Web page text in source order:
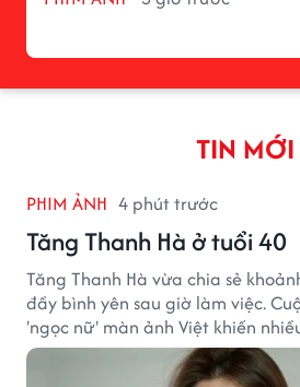
TIN MỚI
PHIM ẢNH 4 phút trước
Tăng Thanh Hà ở tuổi 40
Tăng Thanh Hà vừa chia sẻ
đầy bình yên sau giờ làm việc.
'ngọc nữ' màn ảnh Việt khiến
sau hơn một thập kỷ rời xa ánh